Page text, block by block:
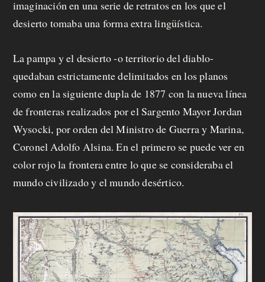
t
p
r
o
p
u
e
t
a
imaginación en una serie de retratos en los que el
desierto tomaba una forma extra lingüística.
La pampa y el desierto -o territorio del diablo-
quedaban estrictamente delimitados en los planos
como en la siguiente dupla de 1877 con la nueva línea
de fronteras realizados por el Sargento Mayor Jordan
Wysocki, por orden del Ministro de Guerra y Marina,
Coronel Adolfo Alsina. En el primero se puede ver en
color rojo la frontera entre lo que se consideraba el
mundo civilizado y el mundo desértico.